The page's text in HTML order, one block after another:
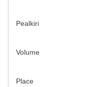
Pealkiri
Volume
Place